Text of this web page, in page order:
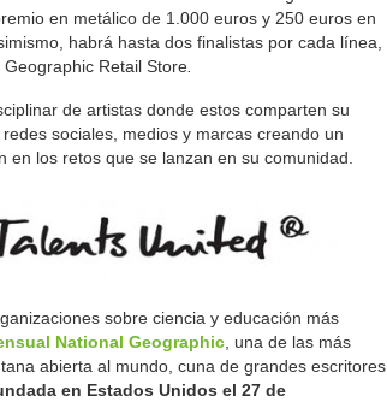
en metálico de 1.000 euros y 250 euros en
habrá hasta dos finalistas por cada línea,
Retail Store
de artistas donde estos comparten su
sociales, medios y marcas creando un
los retos que se lanzan en su comunidad.
sobre ciencia y educación más
National Geographic , una de las más
abierta al mundo, cuna de grandes escritores
en Estados Unidos el 27 de